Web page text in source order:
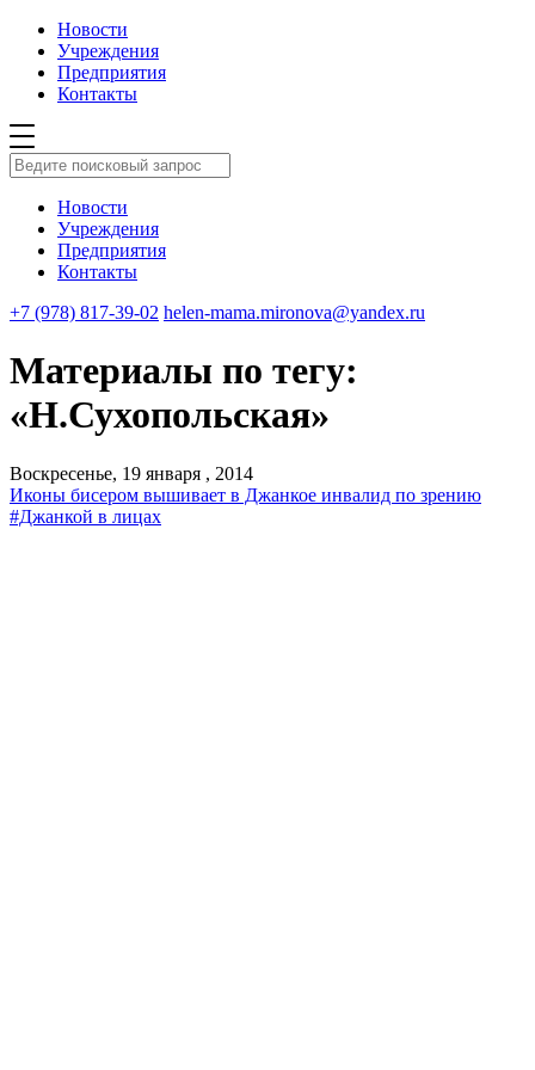
Новости
Учреждения
Предприятия
Контакты
Новости
Учреждения
Предприятия
Контакты
+7 (978) 817-39-02 helen-mama.mironova@yandex.ru
Материалы по тегу:
«Н.Сухопольская»
Воскресенье, 19 января , 2014
Иконы бисером вышивает в Джанкое инвалид по зрению
#Джанкой в лицах